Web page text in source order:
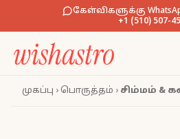
கேள்விகளுக்கு
+1 (510) 507-
முகப்பு › பொருத்தம் › சிம்மம் &